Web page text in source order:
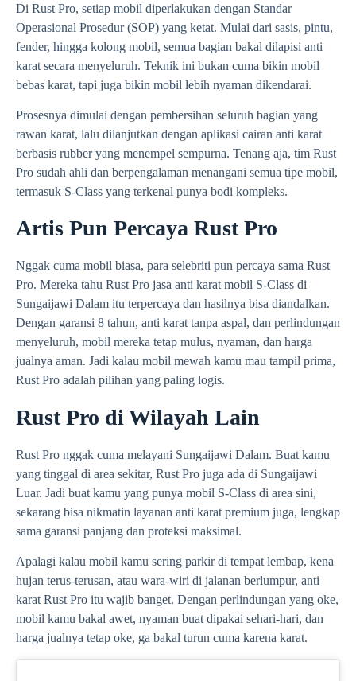
Di Rust Pro, setiap mobil diperlakukan dengan Standar
Operasional Prosedur (SOP) yang ketat. Mulai dari sasis, pintu,
fender, hingga kolong mobil, semua bagian bakal dilapisi anti
karat secara menyeluruh. Teknik ini bukan cuma bikin mobil
bebas karat, tapi juga bikin mobil lebih nyaman dikendarai.
Prosesnya dimulai dengan pembersihan seluruh bagian yang
rawan karat, lalu dilanjutkan dengan aplikasi cairan anti karat
berbasis rubber yang menempel sempurna. Tenang aja, tim Rust
Pro sudah ahli dan berpengalaman menangani semua tipe mobil,
termasuk S-Class yang terkenal punya bodi kompleks.
Artis Pun Percaya Rust Pro
Nggak cuma mobil biasa, para selebriti pun percaya sama Rust
Pro. Mereka tahu Rust Pro jasa anti karat mobil S-Class di
Sungaijawi Dalam itu terpercaya dan hasilnya bisa diandalkan.
Dengan garansi 8 tahun, anti karat tanpa aspal, dan perlindungan
menyeluruh, mobil mereka tetap mulus, nyaman, dan harga
jualnya aman. Jadi kalau mobil mewah kamu mau tampil prima,
Rust Pro adalah pilihan yang paling logis.
Rust Pro di Wilayah Lain
Rust Pro nggak cuma melayani Sungaijawi Dalam. Buat kamu
yang tinggal di area sekitar, Rust Pro juga ada di Sungaijawi
Luar. Jadi buat kamu yang punya mobil S-Class di area sini,
sekarang bisa nikmatin layanan anti karat premium juga, lengkap
sama garansi panjang dan proteksi maksimal.
Apalagi kalau mobil kamu sering parkir di tempat lembap, kena
hujan terus-terusan, atau wara-wiri di jalanan berlumpur, anti
karat Rust Pro itu wajib banget. Dengan perlindungan yang oke,
mobil kamu bakal awet, nyaman buat dipakai sehari-hari, dan
harga jualnya tetap oke, ga bakal turun cuma karena karat.